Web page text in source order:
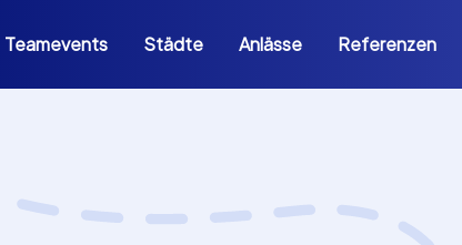
Teamevents Städte Anlässe Referenzen